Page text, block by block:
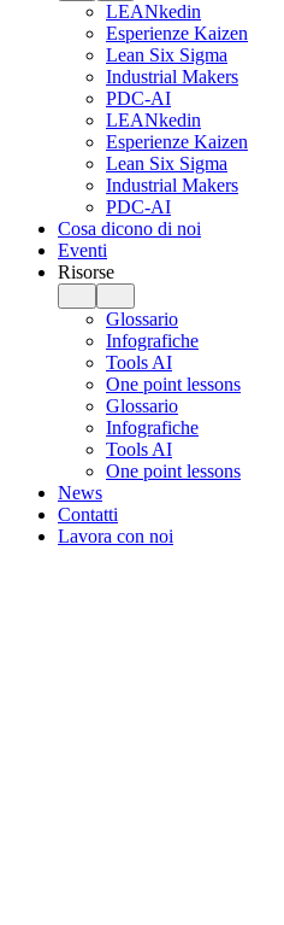
LEANkedin
Esperienze Kaizen
Lean Six Sigma
Industrial Makers
PDC-AI
LEANkedin
Esperienze Kaizen
Lean Six Sigma
Industrial Makers
PDC-AI
Cosa dicono di noi
Eventi
Risorse
Glossario
Infografiche
Tools AI
One point lessons
Glossario
Infografiche
Tools AI
One point lessons
News
Contatti
Lavora con noi